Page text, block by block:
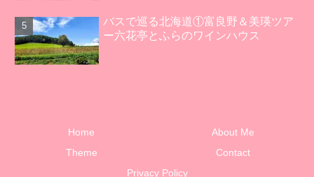
バスで巡る北海道①富良野＆美瑛ツア
ー六花亭とふらのワインハウス
Home
About Me
Theme
Contact
Privacy Policy